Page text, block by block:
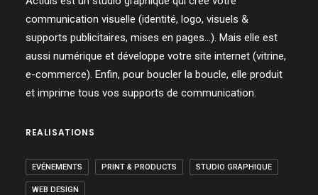
communication visuelle (identité, logo, visuels &
supports publicitaires, mises en pages…). Mais elle est
aussi numérique et développe votre site internet (vitrine,
e-commerce). Enfin, pour boucler la boucle, elle produit
et imprime tous vos supports de communication.
REALISATIONS
EVÉNEMENTS PRINT & PRODUCTS STUDIO GRAPHIQUE
WEB DESIGN